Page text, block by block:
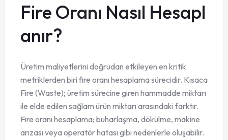
Fire Oranı Nasıl Hesapl
anır?
Üretim maliyetlerini doğrudan etkileyen en kritik
metriklerden biri fire oranı hesaplama sürecidir. Kısaca
Fire (Waste); üretim sürecine giren hammadde miktarı
ile elde edilen sağlam ürün miktarı arasındaki farktır.
Fire oranı hesaplama; buharlaşma, dökülme, makine
arızası veya operatör hatası gibi nedenlerle oluşabilir.